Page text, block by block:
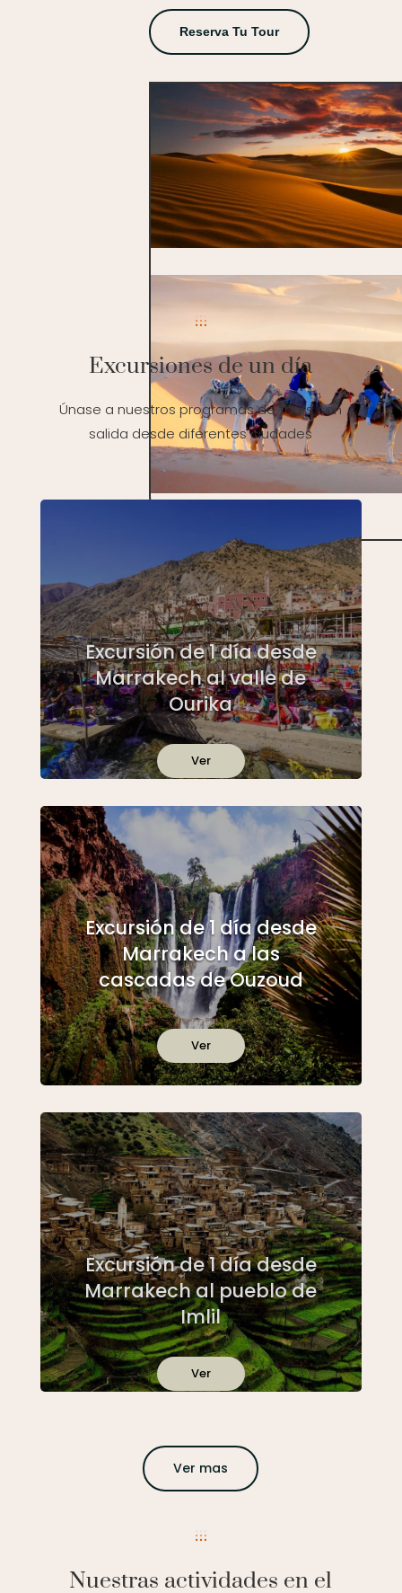
Reserva Tu Tour
Excursiones de un día
Únase a nuestros programas de tours con
salida desde diferentes ciudades
Excursión de 1 día desde
Marrakech al valle de
Ourika
Ver
Excursión de 1 día desde
Marrakech a las
cascadas de Ouzoud
Ver
Excursión de 1 día desde
Marrakech al pueblo de
Imlil
Ver
Ver mas
Nuestras actividades en el